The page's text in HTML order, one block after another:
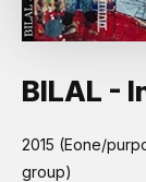
BILAL -
2015 (Eone/
group)